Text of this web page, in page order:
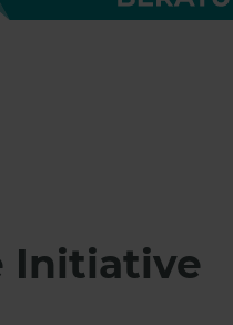
Initiative